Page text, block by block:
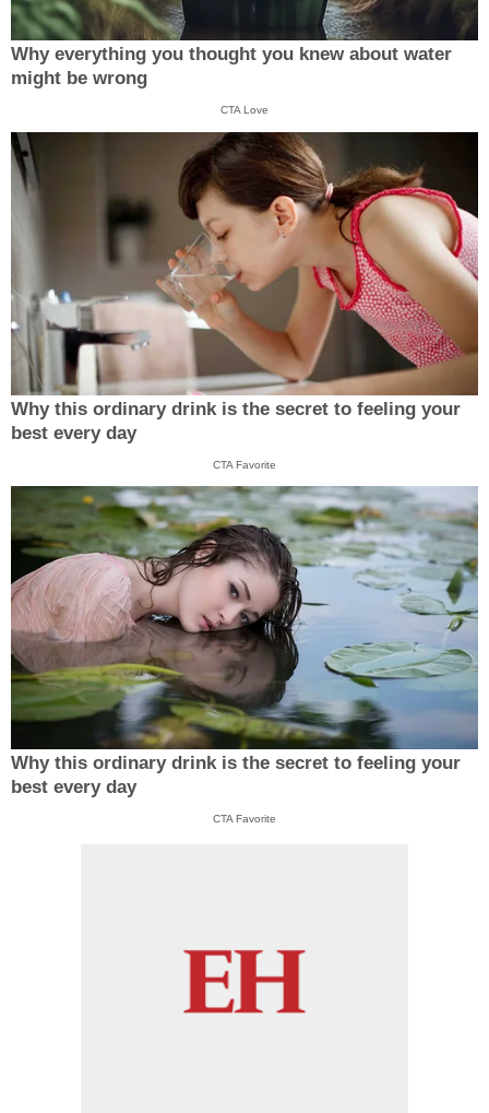
Why everything you thought you knew about water
might be wrong
CTA Love
Why this ordinary drink is the secret to feeling your
best every day
CTA Favorite
Why this ordinary drink is the secret to feeling your
best every day
CTA Favorite